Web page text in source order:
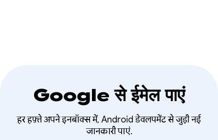
Google से ईमेल पाएं
हर हफ़्ते अपने इनबॉक्स में, Android डेवलपमेंट से जुड़ी नई
जानकारी पाएं.